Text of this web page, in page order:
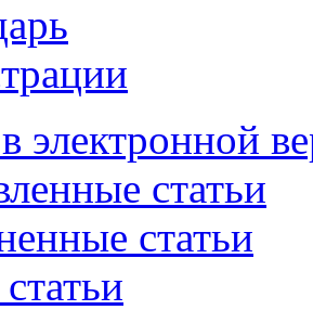
электронной
статьи
статьи